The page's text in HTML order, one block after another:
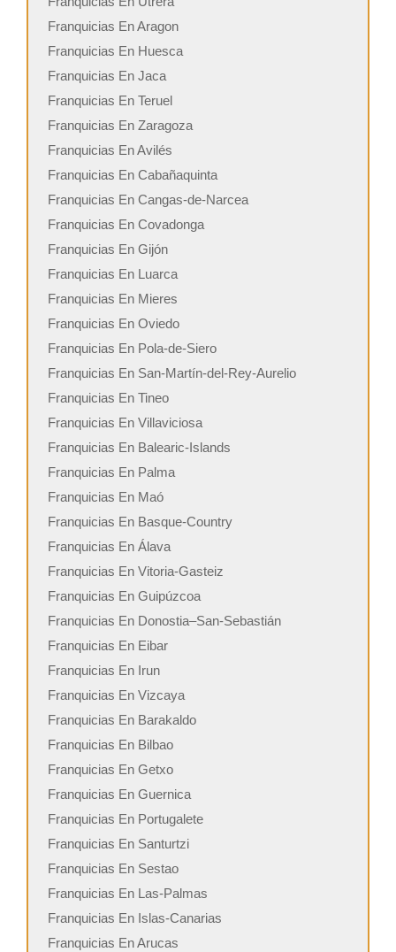
Franquicias En Aragon
Franquicias En Huesca
Franquicias En Jaca
Franquicias En Teruel
Franquicias En Zaragoza
Franquicias En Avilés
Franquicias En Cabañaquinta
Franquicias En Cangas-de-Narcea
Franquicias En Covadonga
Franquicias En Gijón
Franquicias En Luarca
Franquicias En Mieres
Franquicias En Oviedo
Franquicias En Pola-de-Siero
Franquicias En San-Martín-del-Rey-Aurelio
Franquicias En Tineo
Franquicias En Villaviciosa
Franquicias En Balearic-Islands
Franquicias En Palma
Franquicias En Maó
Franquicias En Basque-Country
Franquicias En Álava
Franquicias En Vitoria-Gasteiz
Franquicias En Guipúzcoa
Franquicias En Donostia–San-Sebastián
Franquicias En Eibar
Franquicias En Irun
Franquicias En Vizcaya
Franquicias En Barakaldo
Franquicias En Bilbao
Franquicias En Getxo
Franquicias En Guernica
Franquicias En Portugalete
Franquicias En Santurtzi
Franquicias En Sestao
Franquicias En Las-Palmas
Franquicias En Islas-Canarias
Franquicias En Arucas